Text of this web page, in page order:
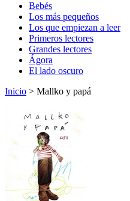
Bebés
Los más pequeños
Los que empiezan a leer
Primeros lectores
Grandes lectores
Ágora
El lado oscuro
Inicio > Mallko y papá